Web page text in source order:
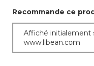
Recommande ce
Affiché initialement
www.llbean.com